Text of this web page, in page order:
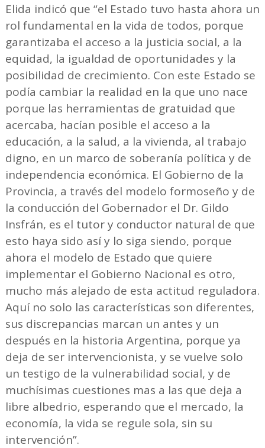
Elida indicó que “el Estado tuvo hasta ahora un
rol fundamental en la vida de todos, porque
garantizaba el acceso a la justicia social, a la
equidad, la igualdad de oportunidades y la
posibilidad de crecimiento. Con este Estado se
podía cambiar la realidad en la que uno nace
porque las herramientas de gratuidad que
acercaba, hacían posible el acceso a la
educación, a la salud, a la vivienda, al trabajo
digno, en un marco de soberanía política y de
independencia económica. El Gobierno de la
Provincia, a través del modelo formoseño y de
la conducción del Gobernador el Dr. Gildo
Insfrán, es el tutor y conductor natural de que
esto haya sido así y lo siga siendo, porque
ahora el modelo de Estado que quiere
implementar el Gobierno Nacional es otro,
mucho más alejado de esta actitud reguladora.
Aquí no solo las características son diferentes,
sus discrepancias marcan un antes y un
después en la historia Argentina, porque ya
deja de ser intervencionista, y se vuelve solo
un testigo de la vulnerabilidad social, y de
muchísimas cuestiones mas a las que deja a
libre albedrio, esperando que el mercado, la
economía, la vida se regule sola, sin su
intervención”.